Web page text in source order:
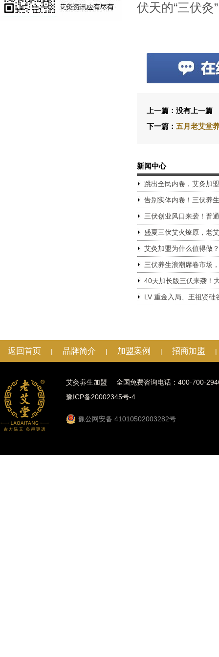
伏天的“三伏灸
上一篇：没有上一篇
下一篇： 五月老艾堂
新闻中心
跳出全民内卷，艾灸加
告别实体内卷！三伏养
三伏创业风口来袭！普
盛夏三伏艾火燎原，老
艾灸加盟为什么值得做
三伏养生浪潮席卷市场
40天加长版三伏来袭！
LV 重金入局、王祖贤
返回首页 | 品牌简介 | 加盟案例 | 招商加盟 |
艾灸养生加盟
全国免费咨询电话：400-700-
豫ICP备20002345号-4
豫公网安备 41010502003282号